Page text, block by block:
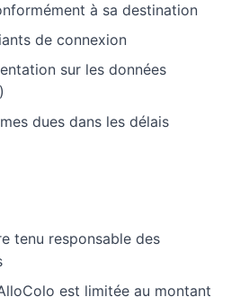
à sa destination
de connexion
sur les données
dues dans les délais
tenu responsable des
est limitée au montant